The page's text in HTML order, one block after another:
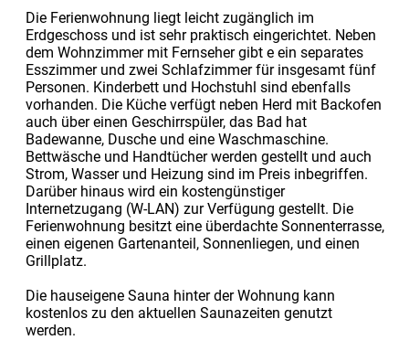
Die Ferienwohnung liegt leicht zugänglich im
Erdgeschoss und ist sehr praktisch eingerichtet. Neben
dem Wohnzimmer mit Fernseher gibt e ein separates
Esszimmer und zwei Schlafzimmer für insgesamt fünf
Personen. Kinderbett und Hochstuhl sind ebenfalls
vorhanden. Die Küche verfügt neben Herd mit Backofen
auch über einen Geschirrspüler, das Bad hat
Badewanne, Dusche und eine Waschmaschine.
Bettwäsche und Handtücher werden gestellt und auch
Strom, Wasser und Heizung sind im Preis inbegriffen.
Darüber hinaus wird ein kostengünstiger
Internetzugang (W-LAN) zur Verfügung gestellt. Die
Ferienwohnung besitzt eine überdachte Sonnenterrasse,
einen eigenen Gartenanteil, Sonnenliegen, und einen
Grillplatz.
Die hauseigene Sauna hinter der Wohnung kann
kostenlos zu den aktuellen Saunazeiten genutzt
werden.